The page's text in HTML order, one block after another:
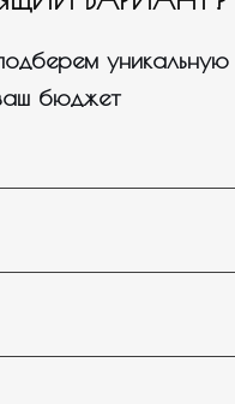
событие вам
уникальную
бюджет